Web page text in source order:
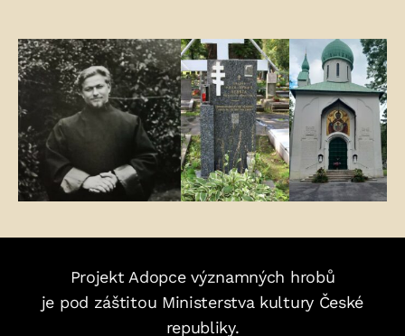
Fotogalerie:
Projekt Adopce významných hrobů
je pod záštitou Ministerstva kultury České
republiky.